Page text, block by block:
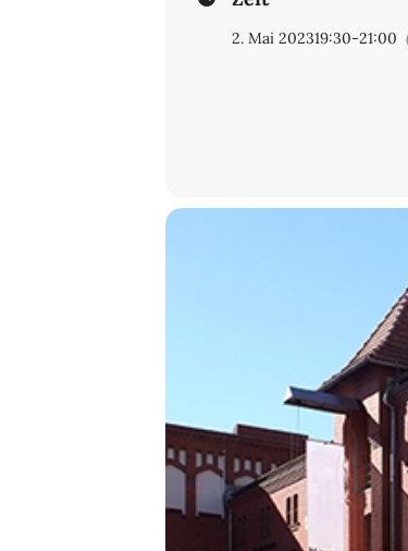
2. Mai 202319:30-21:00